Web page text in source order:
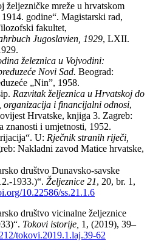
željezničke mreže u hrvatskom
godine“. Magistarski rad,
fakultet,
Jugoslavien, 1929, LXII.
železnica u Vojvodini:
Novi Sad. Beograd:
„Nin”, 1958.
Razvitak željeznica u Hrvatskoj do
organizacija i financijalni odnosi,
Hrvatske, knjiga 3. Zagreb:
znanosti i umjetnosti, 1952.
U: Rječnik stranih riječi,
Nakladni zavod Matice hrvatske,
društvo Dunavsko-savske
1933.)“. Željeznice 21, 20, br. 1,
10.22586/ss.21.1.6
društvo vicinalne željeznice
Tokovi istorije, 1, (2019), 39–
tokovi.2019.1.laj.39-62